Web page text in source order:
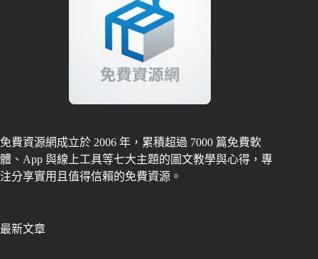
免費資源網成立於 2006 年，累積超過 7000 篇免費軟
體、App 與線上工具等七大主題的圖文教學與心得，專
注分享實用且值得信賴的免費資源。
最新文章